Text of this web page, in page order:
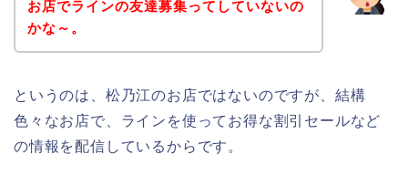
お店でラインの友達募集ってしていないの
かな～。
というのは、松乃江のお店ではないのですが、結構
色々なお店で、ラインを使ってお得な割引セールなど
の情報を配信しているからです。